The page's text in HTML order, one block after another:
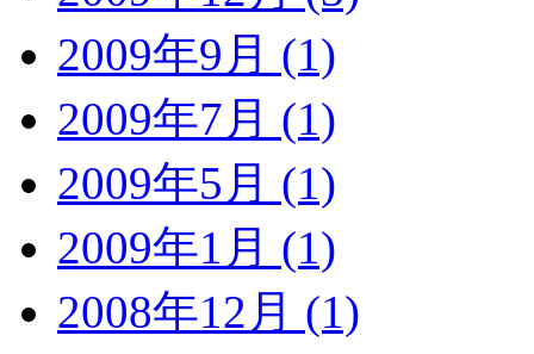
2009年9月 (1)
2009年7月 (1)
2009年5月 (1)
2009年1月 (1)
2008年12月 (1)